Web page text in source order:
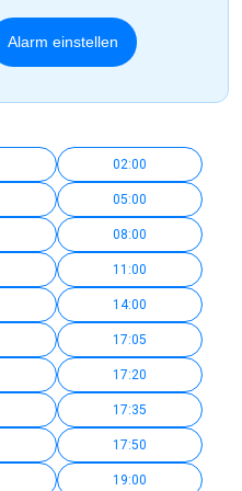
Alarm einstellen
02:00
05:00
08:00
11:00
14:00
17:05
17:20
17:35
17:50
19:00